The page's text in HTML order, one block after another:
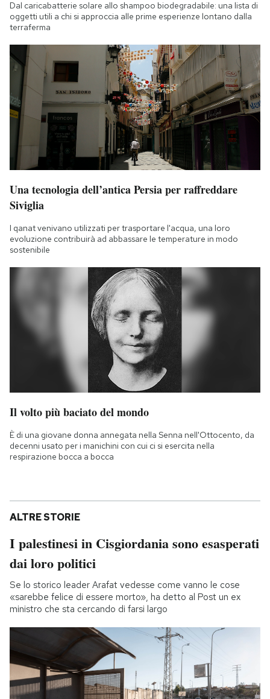
Dal caricabatterie solare allo shampoo biodegradabile: una lista di
oggetti utili a chi si approccia alle prime esperienze lontano dalla
terraferma
Una tecnologia dell’antica Persia per raffreddare
Siviglia
I qanat venivano utilizzati per trasportare l'acqua, una loro
evoluzione contribuirà ad abbassare le temperature in modo
sostenibile
Il volto più baciato del mondo
È di una giovane donna annegata nella Senna nell'Ottocento, da
decenni usato per i manichini con cui ci si esercita nella
respirazione bocca a bocca
ALTRE STORIE
I palestinesi in Cisgiordania sono esasperati
dai loro politici
Se lo storico leader Arafat vedesse come vanno le cose
«sarebbe felice di essere morto», ha detto al Post un ex
ministro che sta cercando di farsi largo